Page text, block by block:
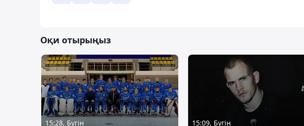
Оқи отырыңыз
15:28, Бүгін 15:09, Бүгін